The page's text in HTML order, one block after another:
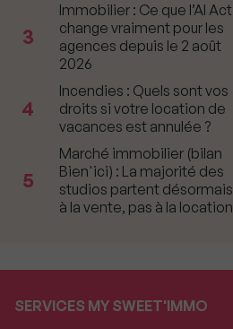
3
Immobilier : Ce que l’AI Act
change vraiment pour les
agences depuis le 2 août
2026
4
Incendies : Quels sont vos
droits si votre location de
vacances est annulée ?
5
Marché immobilier (bilan
Bien'ici) : La majorité des
studios partent désormais
à la vente, pas à la location
SERVICES MY SWEET'IMMO